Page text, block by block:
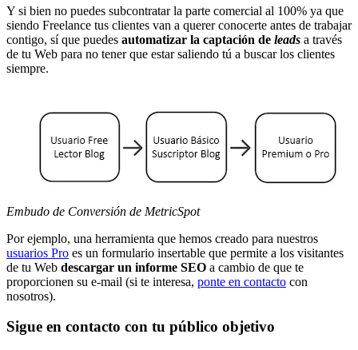
Y si bien no puedes subcontratar la parte comercial al 100% ya que
siendo Freelance tus clientes van a querer conocerte antes de trabajar
contigo, sí que puedes automatizar la captación de leads a través
de tu Web para no tener que estar saliendo tú a buscar los clientes
siempre.
Embudo de Conversión de MetricSpot
Por ejemplo, una herramienta que hemos creado para nuestros
usuarios Pro es un formulario insertable que permite a los visitantes
de tu Web descargar un informe SEO a cambio de que te
proporcionen su e-mail (si te interesa, ponte en contacto con
nosotros).
Sigue en contacto con tu público objetivo